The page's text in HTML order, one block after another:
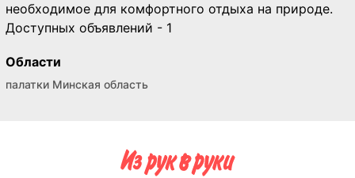
необходимое для комфортного отдыха на природе.
Доступных объявлений - 1
Области
палатки Минская область